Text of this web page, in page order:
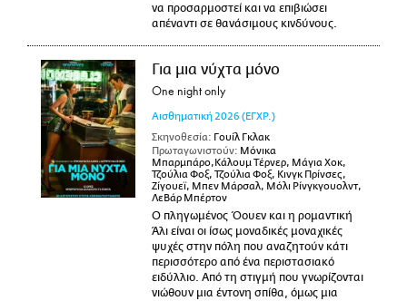
να προσαρμοστεί και να επιβιώσει
απέναντι σε θανάσιμους κινδύνους.
Για μια νύχτα μόνο
One night only
Αισθηματική 2026 (ΕΓΧΡ.)
Σκηνοθεσία: Γουίλ Γκλακ
Πρωταγωνιστούν: Μόνικα
Μπαρμπάρο,Κάλουμ Τέρνερ, Μάγια Χοκ,
Τζούλια Φοξ, Τζούλια Φοξ, Κινγκ Πρίνσες,
Ζίγουεϊ, Μπεν Μάρσαλ, Μόλι Ρίνγκγουολντ,
ΛεΒάρ Μπέρτον
Ο πληγωμένος Όουεν και η ρομαντική
Άλι είναι οι ίσως μοναδικές μοναχικές
ψυχές στην πόλη που αναζητούν κάτι
περισσότερο από ένα περιστασιακό
ειδύλλιο. Από τη στιγμή που γνωρίζονται
νιώθουν μια έντονη σπίθα, όμως μια